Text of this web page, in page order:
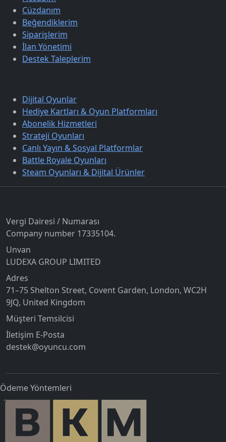
Cüzdanım
Beğendiklerim
Siparişlerim
İlan Yönetimi
Destek Taleplerim
Dijital Oyunlar
Hediye Kartları & Oyun Platformları
Abonelik Hizmetleri
Strateji Oyunları
Canlı Yayın & Sosyal Platformlar
Battle Royale Oyunları
Steam Oyunları & Dijital Ürünler
Vergi Dairesi / Numarası
Company number 17335104.
Unvan
LUDEXA GROUP LIMITED
Adres
71–75 Shelton Street, Covent Garden, London, WC2H
9JQ, United Kingdom
Müşteri Temsilcisi
İletişim E-Posta
destek@oyuncu.com
Ödeme Yöntemleri